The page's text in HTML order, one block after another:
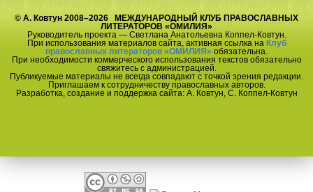
© А. Ковтун 2008–2026 МЕЖДУНАРОДНЫЙ КЛУБ ПРАВОСЛАВНЫХ
ЛИТЕРАТОРОВ «ОМИЛИЯ»
Руководитель проекта — Светлана Анатольевна Коппел-Ковтун.
При использования материалов сайта, активная ссылка на Клуб
православных литераторов «ОМИЛИЯ» обязательна.
При необходимости коммерческого использования текстов обязательно
свяжитесь с администрацией.
Публикуемые материалы не всегда совпадают с точкой зрения редакции.
Приглашаем к сотрудничеству православных авторов.
Разработка, создание и поддержка сайта: А. Ковтун, С. Коппел-Ковтун